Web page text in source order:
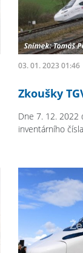
03. 01. 2023 01:46
Zkoušky
Dne 7. 12. 2022
inventárního